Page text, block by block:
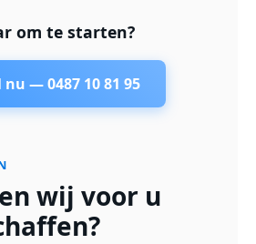
om te starten?
nu —0487 10 81 95
wij voor u